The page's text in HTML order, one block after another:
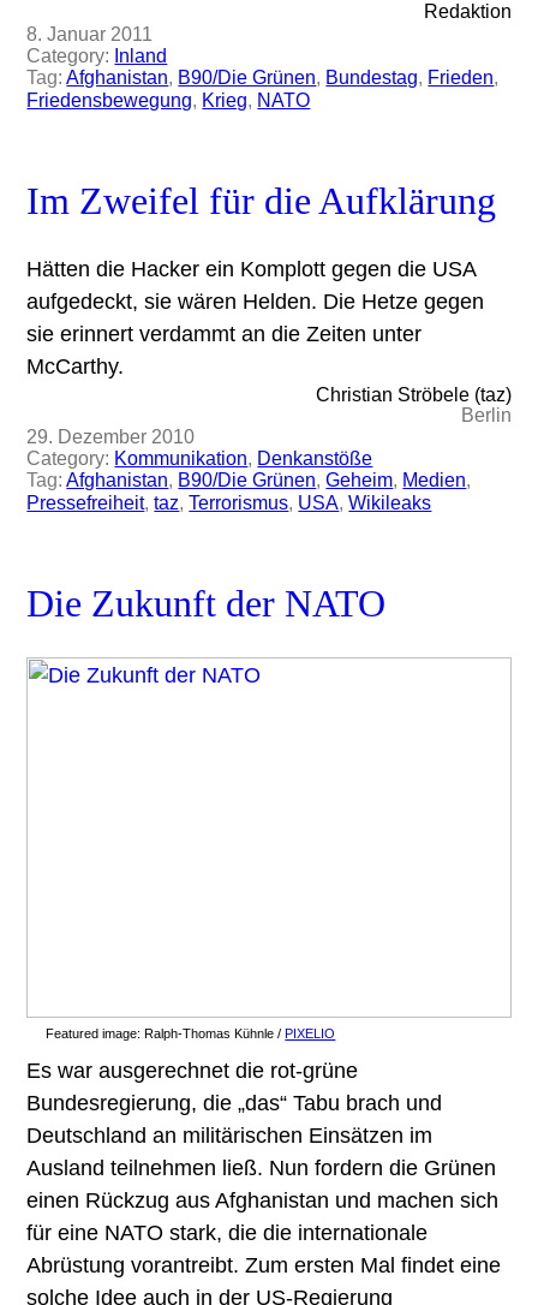
Redaktion
8. Januar 2011
Category: Inland
Tag:Afghanistan, B90/Die Grünen, Bundestag, Frieden
Friedensbewegung, Krieg, NATO
Im Zweifel für die Aufklärung
Hätten die Hacker ein Komplott gegen die USA
aufgedeckt, sie wären Helden. Die Hetze gegen
sie erinnert verdammt an die Zeiten unter
McCarthy.
Christian Ströbele (taz)
Berlin
29. Dezember 2010
Category: Kommunikation, Denkanstöße
Tag:Afghanistan, B90/Die Grünen, Geheim, Medien
Pressefreiheit, taz, Terrorismus, USA, Wikileaks
Die Zukunft der NATO
Featured image:Ralph-Thomas Kühnle /PIXELIO
Es war ausgerechnet die rot-grüne
Bundesregierung, die „das“ Tabu brach und
Deutschland an militärischen Einsätzen im
Ausland teilnehmen ließ. Nun fordern die Grünen
einen Rückzug aus Afghanistan und machen sich
für eine NATO stark, die die internationale
Abrüstung vorantreibt. Zum ersten Mal findet eine
solche Idee auch in der US-Regierung